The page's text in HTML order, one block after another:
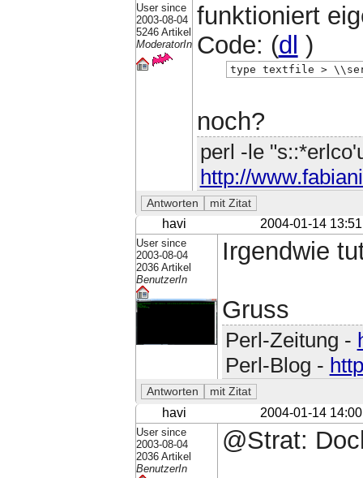
User since
2003-08-04
5246 Artikel
ModeratorIn
funktioniert
Code: (dl )
type textfile >
noch?
perl -le
http://
havi 2004-01-14 13:51
User since
2003-08-04
2036 Artikel
BenutzerIn
Irgendwie
Gruss
Perl-Zeitung -
Perl-Blog -
havi 2004-01-14 14:00
User since
2003-08-04
2036 Artikel
BenutzerIn
@Strat: